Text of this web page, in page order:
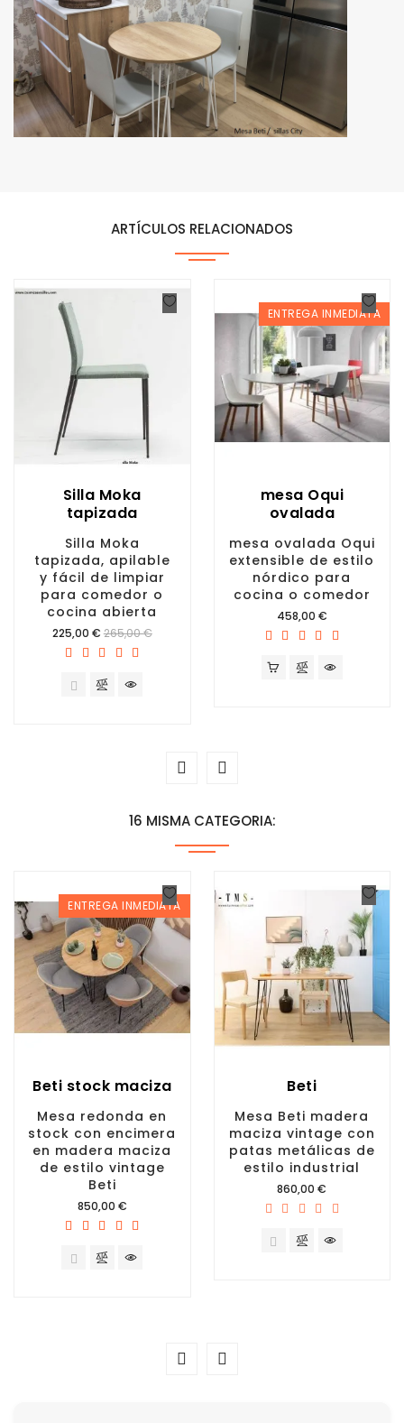
ARTÍCULOS RELACIONADOS
Silla Moka
tapizada
Silla Moka
tapizada, apilable
y fácil de limpiar
para comedor o
cocina abierta
Precio
225,00 € 265,00 €
ENTREGA INMEDIATA
mesa Oqui
ovalada
mesa ovalada Oqui
extensible de estilo
nórdico para
cocina o comedor
Precio
458,00 €
16 MISMA CATEGORIA:
ENTREGA INMEDIATA
Beti stock maciza
Mesa redonda en
stock con encimera
en madera maciza
de estilo vintage
Beti
Precio
850,00 €
Beti
Mesa Beti madera
maciza vintage con
patas metálicas de
estilo industrial
Precio
860,00 €